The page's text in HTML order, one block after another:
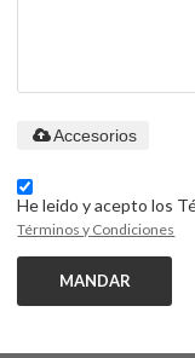
Accesorios
He leido y acepto los
Términos y Condiciones
MANDAR